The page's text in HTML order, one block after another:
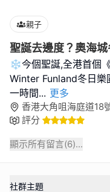
親子
聖誕去邊度？奧海
❄️今個聖誕,全港首個
Winter Funland冬日
一時間... 更多
香港大角咀海庭道18
評分
顯示所有留言(6)...
社群主題